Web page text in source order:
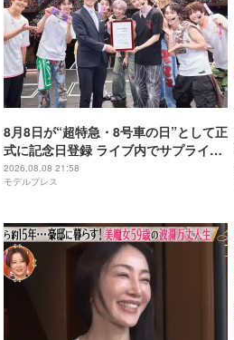
8月8日が“超特急・8号車の日”として正
式に記念日登録 ライブ内でサプライズ
発表
2026.08.08 21:58
モデルプレス